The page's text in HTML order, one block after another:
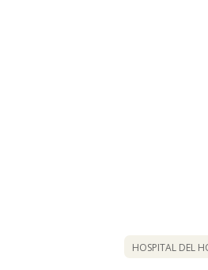
HOSPITAL DEL